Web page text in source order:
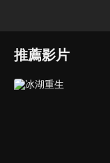
推薦影片